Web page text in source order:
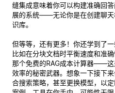
缝集成意味着你可以构建准确回
展的系统——无论你是在创建聊天
识库。
但等等，还有更多！你还学到了一
比如在分块文档时平衡速度和准
那个免费的RAG成本计算器——
效率的秘密武器。想象一下接下
合搜索策略，甚至更换模型，以